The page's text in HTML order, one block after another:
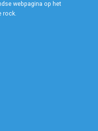
webpagina op het
rock.